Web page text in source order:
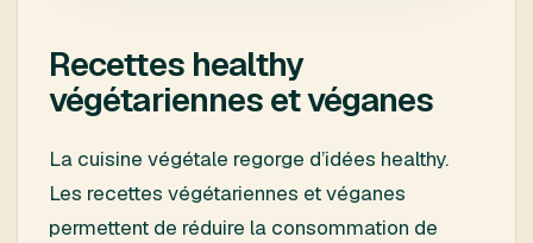
Recettes healthy
végétariennes et véganes
La cuisine végétale regorge d’idées healthy.
Les recettes végétariennes et véganes
permettent de réduire la consommation de